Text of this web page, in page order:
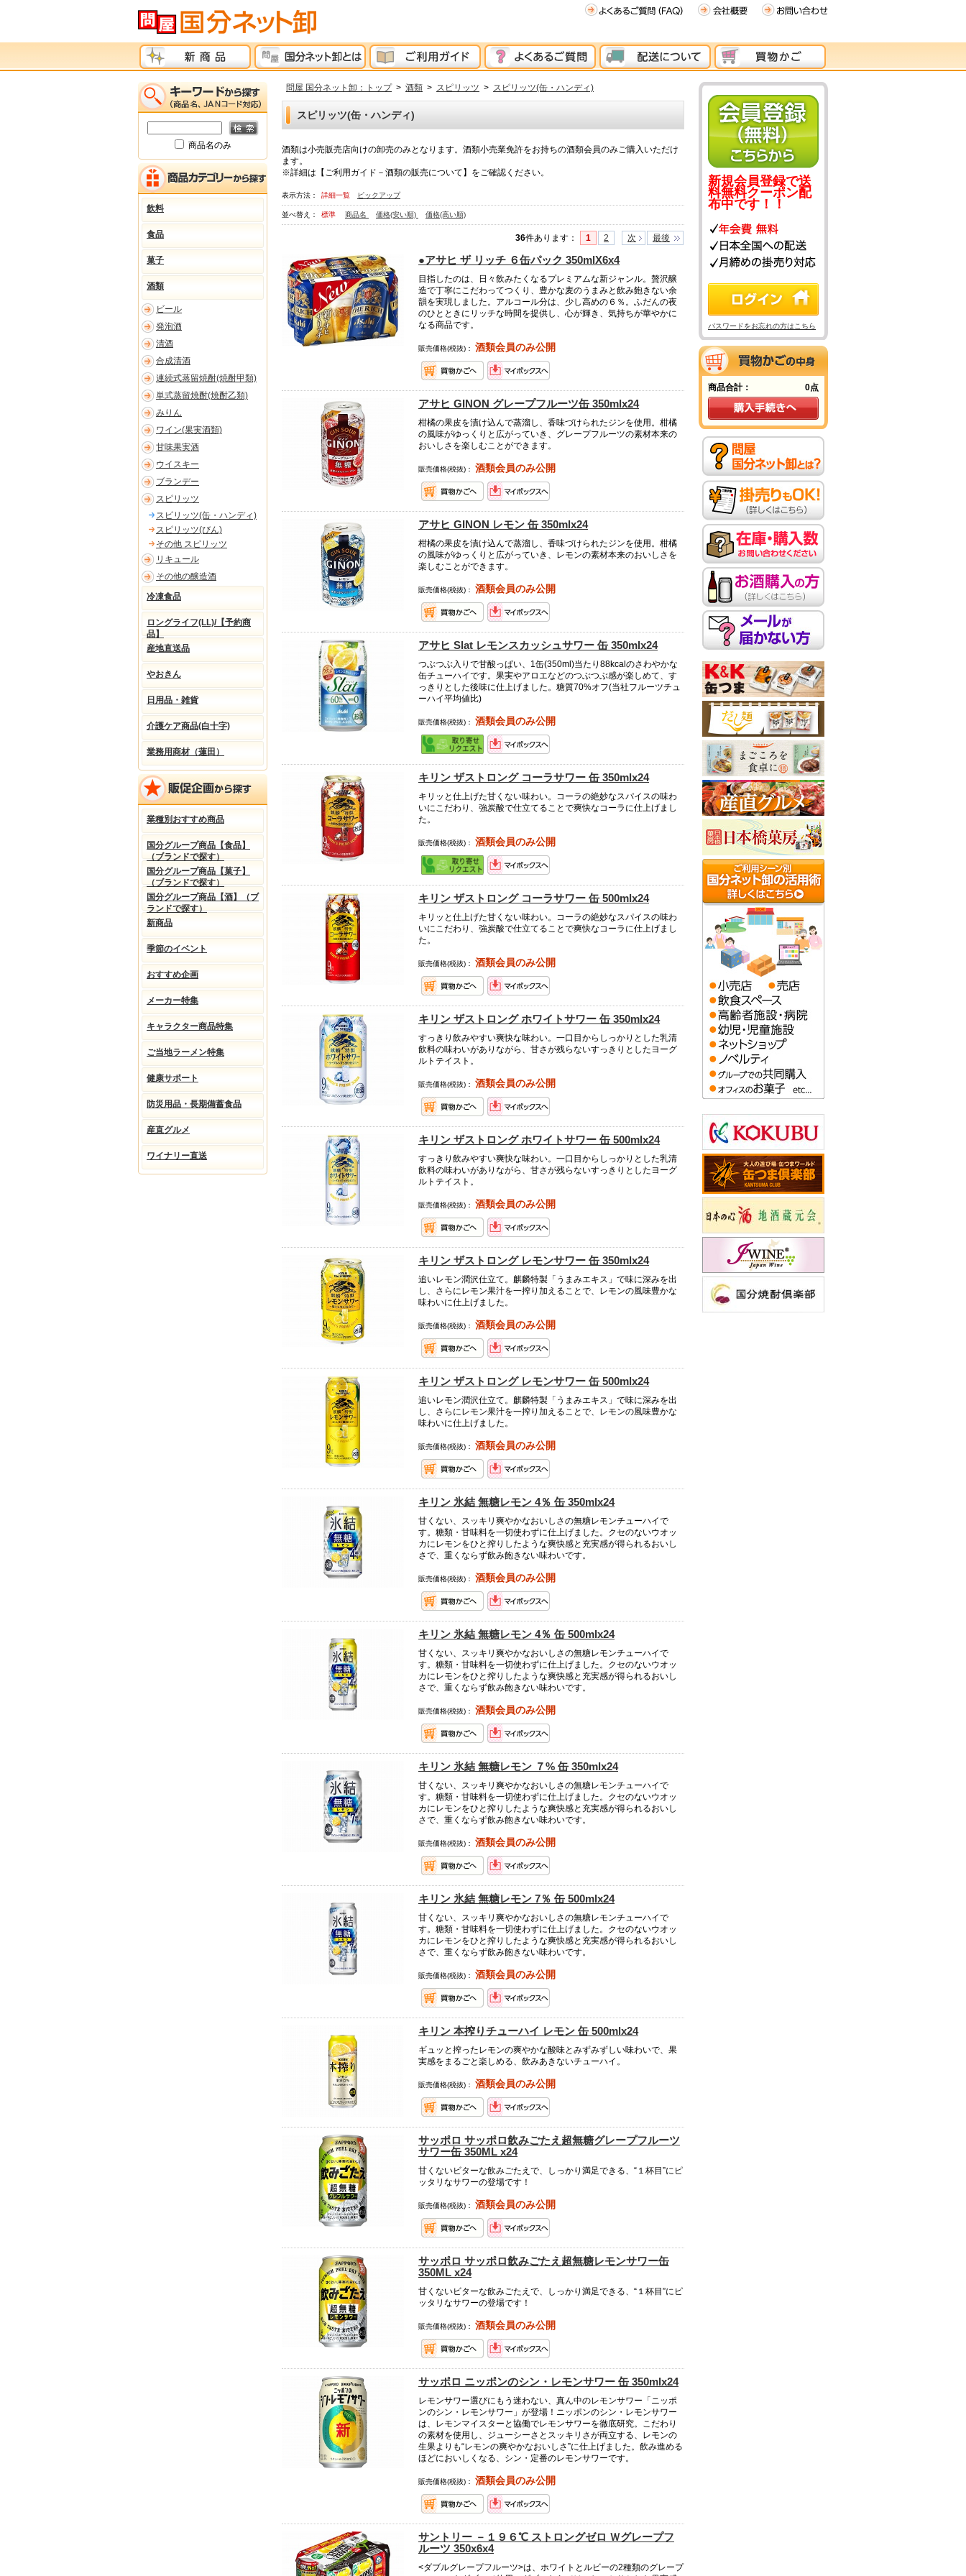
問屋 国分ネット卸：トップ > 酒類 > スピリッツ > スピリッツ(缶・ハンディ)
スピリッツ(缶・ハンディ)
酒類は小売販売店向けの卸売のみとなります。酒類小売業免許をお持ちの酒類会員のみご購入いただけ
ます。
※詳細は【ご利用ガイド－酒類の販売について】をご確認ください。
表示方法： 詳細一覧 ピックアップ
並べ替え： 標準 商品名 価格(安い順) 価格(高い順)
36件あります ： 1 2 次 最後
●アサヒ ザ リッチ ６缶パック 350mlX6x4
目指したのは、日々飲みたくなるプレミアムな新ジャンル。贅沢醸
造で丁寧にこだわってつくり、豊かな麦のうまみと飲み飽きない余
韻を実現しました。アルコール分は、少し高めの６％。ふだんの夜
のひとときにリッチな時間を提供し、心が輝き、気持ちが華やかに
なる商品です。
販売価格(税抜)： 酒類会員のみ公開
アサヒ GINON グレープフルーツ缶 350mlx24
柑橘の果皮を漬け込んで蒸溜し、香味づけられたジンを使用。柑橘
の風味がゆっくりと広がっていき、グレープフルーツの素材本来の
おいしさを楽しむことができます。
販売価格(税抜)： 酒類会員のみ公開
アサヒ GINON レモン 缶 350mlx24
柑橘の果皮を漬け込んで蒸溜し、香味づけられたジンを使用。柑橘
の風味がゆっくりと広がっていき、レモンの素材本来のおいしさを
楽しむことができます。
販売価格(税抜)： 酒類会員のみ公開
アサヒ Slat レモンスカッシュサワー 缶 350mlx24
つぶつぶ入りで甘酸っぱい、1缶(350ml)当たり88kcalのさわやかな
缶チューハイです。果実やアロエなどのつぶつぶ感が楽しめて、す
っきりとした後味に仕上げました。糖質70%オフ(当社フルーツチュ
ーハイ平均値比)
販売価格(税抜)： 酒類会員のみ公開
キリン ザストロング コーラサワー 缶 350mlx24
キリッと仕上げた甘くない味わい。コーラの絶妙なスパイスの味わ
いにこだわり、強炭酸で仕立てることで爽快なコーラに仕上げまし
た。
販売価格(税抜)： 酒類会員のみ公開
キリン ザストロング コーラサワー 缶 500mlx24
キリッと仕上げた甘くない味わい。コーラの絶妙なスパイスの味わ
いにこだわり、強炭酸で仕立てることで爽快なコーラに仕上げまし
た。
販売価格(税抜)： 酒類会員のみ公開
キリン ザストロング ホワイトサワー 缶 350mlx24
すっきり飲みやすい爽快な味わい。一口目からしっかりとした乳清
飲料の味わいがありながら、甘さが残らないすっきりとしたヨーグ
ルトテイスト。
販売価格(税抜)： 酒類会員のみ公開
キリン ザストロング ホワイトサワー 缶 500mlx24
すっきり飲みやすい爽快な味わい。一口目からしっかりとした乳清
飲料の味わいがありながら、甘さが残らないすっきりとしたヨーグ
ルトテイスト。
販売価格(税抜)： 酒類会員のみ公開
キリン ザストロング レモンサワー 缶 350mlx24
追いレモン潤沢仕立て。麒麟特製「うまみエキス」で味に深みを出
し、さらにレモン果汁を一搾り加えることで、レモンの風味豊かな
味わいに仕上げました。
販売価格(税抜)： 酒類会員のみ公開
キリン ザストロング レモンサワー 缶 500mlx24
追いレモン潤沢仕立て。麒麟特製「うまみエキス」で味に深みを出
し、さらにレモン果汁を一搾り加えることで、レモンの風味豊かな
味わいに仕上げました。
販売価格(税抜)： 酒類会員のみ公開
キリン 氷結 無糖レモン 4％ 缶 350mlx24
甘くない、スッキリ爽やかなおいしさの無糖レモンチューハイで
す。糖類・甘味料を一切使わずに仕上げました。クセのないウオッ
カにレモンをひと搾りしたような爽快感と充実感が得られるおいし
さで、重くならず飲み飽きない味わいです。
販売価格(税抜)： 酒類会員のみ公開
キリン 氷結 無糖レモン 4％ 缶 500mlx24
甘くない、スッキリ爽やかなおいしさの無糖レモンチューハイで
す。糖類・甘味料を一切使わずに仕上げました。クセのないウオッ
カにレモンをひと搾りしたような爽快感と充実感が得られるおいし
さで、重くならず飲み飽きない味わいです。
販売価格(税抜)： 酒類会員のみ公開
キリン 氷結 無糖レモン ７% 缶 350mlx24
甘くない、スッキリ爽やかなおいしさの無糖レモンチューハイで
す。糖類・甘味料を一切使わずに仕上げました。クセのないウオッ
カにレモンをひと搾りしたような爽快感と充実感が得られるおいし
さで、重くならず飲み飽きない味わいです。
販売価格(税抜)： 酒類会員のみ公開
キリン 氷結 無糖レモン 7％ 缶 500mlx24
甘くない、スッキリ爽やかなおいしさの無糖レモンチューハイで
す。糖類・甘味料を一切使わずに仕上げました。クセのないウオッ
カにレモンをひと搾りしたような爽快感と充実感が得られるおいし
さで、重くならず飲み飽きない味わいです。
販売価格(税抜)： 酒類会員のみ公開
キリン 本搾りチューハイ レモン 缶 500mlx24
ギュッと搾ったレモンの爽やかな酸味とみずみずしい味わいで、果
実感をまるごと楽しめる、飲みあきないチューハイ。
販売価格(税抜)： 酒類会員のみ公開
サッポロ サッポロ飲みごたえ超無糖グレープフルーツ
サワー缶 350ML x24
甘くないビターな飲みごたえで、しっかり満足できる、“１杯目”にピ
ッタリなサワーの登場です！
販売価格(税抜)： 酒類会員のみ公開
サッポロ サッポロ飲みごたえ超無糖レモンサワー缶
350ML x24
甘くないビターな飲みごたえで、しっかり満足できる、“１杯目”にピ
ッタリなサワーの登場です！
販売価格(税抜)： 酒類会員のみ公開
サッポロ ニッポンのシン・レモンサワー 缶 350mlx24
レモンサワー選びにもう迷わない、真ん中のレモンサワー「ニッポ
ンのシン・レモンサワー」が登場！ニッポンのシン・レモンサワー
は、レモンマイスターと協働でレモンサワーを徹底研究。こだわり
の素材を使用し、ジューシーさとスッキリさが両立する、レモンの
生果よりも“レモンの爽やかなおいしさ”に仕上げました。飲み進める
ほどにおいしくなる、シン・定番のレモンサワーです。
販売価格(税抜)： 酒類会員のみ公開
サントリー －１９６℃ ストロングゼロ Ｗグレープフ
ルーツ 350x6x4
<ダブルグレープフルーツ>は、ホワイトとルビーの2種類のグレープ
商品名のみ
飲料
食品
菓子
酒類
ビール
発泡酒
清酒
合成清酒
連続式蒸留焼酎(焼酎甲類)
単式蒸留焼酎(焼酎乙類)
みりん
ワイン(果実酒類)
甘味果実酒
ウイスキー
ブランデー
スピリッツ
スピリッツ(缶・ハンディ)
スピリッツ(びん)
その他 スピリッツ
リキュール
その他の醸造酒
冷凍食品
ロングライフ(LL)/【予約商
品】
産地直送品
やおきん
日用品・雑貨
介護ケア商品(白十字)
業務用商材（蓮田）
業種別おすすめ商品
国分グループ商品【食品】
（ブランドで探す）
国分グループ商品【菓子】
（ブランドで探す）
国分グループ商品【酒】（ブ
ランドで探す）
新商品
季節のイベント
おすすめ企画
メーカー特集
キャラクター商品特集
ご当地ラーメン特集
健康サポート
防災用品・長期備蓄食品
産直グルメ
ワイナリー直送
新規会員登録で送
料無料クーポン配
布中です！！
パスワードをお忘れの方はこちら
商品合計： 0点